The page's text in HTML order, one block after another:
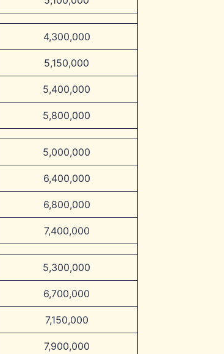
4,300,000
5,150,000
5,400,000
5,800,000
5,000,000
6,400,000
6,800,000
7,400,000
5,300,000
6,700,000
7,150,000
7,900,000